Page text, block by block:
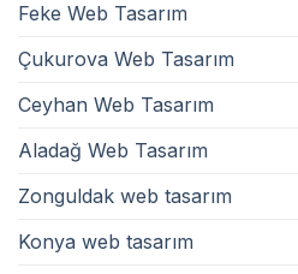
Feke Web Tasarım
Çukurova Web Tasarım
Ceyhan Web Tasarım
Aladağ Web Tasarım
Zonguldak web tasarım
Konya web tasarım